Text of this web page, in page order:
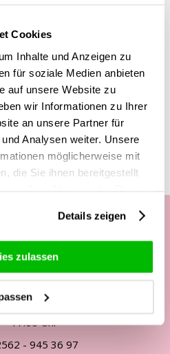
Cookies
Inhalte und Anzeigen zu
für soziale Medien anbieten
auf unsere Website zu
wir Informationen zu Ihrer
an unsere Partner für
Analysen weiter. Unsere
möglicherweise mit
die Sie ihnen bereitgestellt
Details zeigen
zulassen
oder Schokolade hinzu, um
zu machen.
dich auch
Mo. - Fr. von
- 12:00 Uhr
- 17:00 Uhr
- 945 36 97